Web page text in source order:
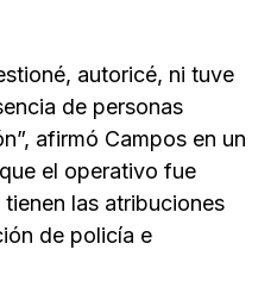
autoricé, ni tuve
de personas
afirmó Campos en un
el operativo fue
las atribuciones
de policía e